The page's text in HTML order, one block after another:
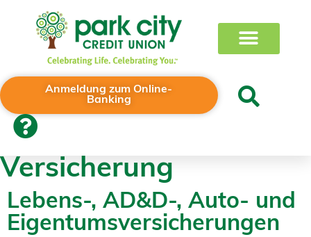
Anmeldung zum Online-
Banking
Versicherung
Lebens-, AD&D-, Auto- und
Eigentumsversicherungen